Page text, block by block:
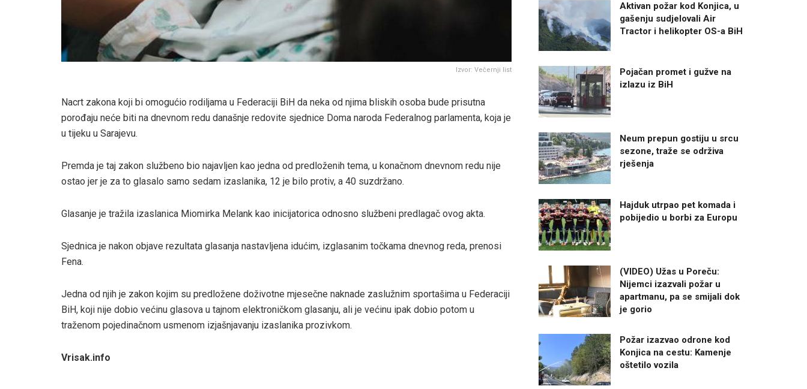
Izvor: Večernji list
Nacrt zakona koji bi omogućio rodiljama u Federaciji BiH da neka od njima bliskih osoba bude prisutna
porođaju neće biti na dnevnom redu današnje redovite sjednice Doma naroda Federalnog parlamenta, koja je
u tijeku u Sarajevu.
Premda je taj zakon službeno bio najavljen kao jedna od predloženih tema, u konačnom dnevnom redu nije
ostao jer je za to glasalo samo sedam izaslanika, 12 je bilo protiv, a 40 suzdržano.
Glasanje je tražila izaslanica Miomirka Melank kao inicijatorica odnosno službeni predlagač ovog akta.
Sjednica je nakon objave rezultata glasanja nastavljena idućim, izglasanim točkama dnevnog reda, prenosi
Fena.
Jedna od njih je zakon kojim su predložene doživotne mjesečne naknade zaslužnim sportašima u Federaciji
BiH, koji nije dobio većinu glasova u tajnom elektroničkom glasanju, ali je većinu ipak dobio potom u
traženom pojedinačnom usmenom izjašnjavanju izaslanika prozivkom.
Vrisak.info
Aktivan požar kod Konjica, u
gašenju sudjelovali Air
Tractor i helikopter OS-a BiH
Pojačan promet i gužve na
izlazu iz BiH
Neum prepun gostiju u srcu
sezone, traže se održiva
rješenja
Hajduk utrpao pet komada i
pobijedio u borbi za Europu
(VIDEO) Užas u Poreču:
Nijemci izazvali požar u
apartmanu, pa se smijali dok
je gorio
Požar izazvao odrone kod
Konjica na cestu: Kamenje
oštetilo vozila